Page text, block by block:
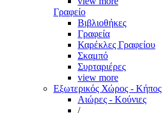
Γραφείο
Βιβλιοθήκες
Γραφεία
Καρέκλες Γραφείου
Σκαμπό
Συρταριέρες
view more
Εξωτερικός Χώρος - Κήπος
Αιώρες - Κούνιες
/